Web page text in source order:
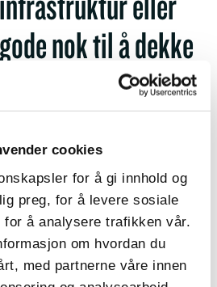
cookies
for å gi innhold og
preg, for å levere sosiale
for å analysere trafikken vår.
om hvordan du
med partnerne våre innen
nok til å dekke
i alle fall
-Vi trenger en
som gir
som samtidig
transportbehov.